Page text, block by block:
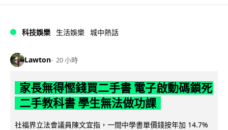
科技娛樂 生活娛樂 城中熱話
Lawton 20 小時
家長無得慳錢買二手書 電子啟動碼鎖死
二手教科書 學生無法做功課
社福界立法會議員陳文宜指，一間中學書單價錢按年加 14.7%